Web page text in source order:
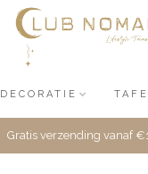
DECORATIE
Gratis verzending vanaf